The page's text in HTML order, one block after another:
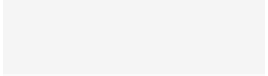
------------------------------------------------------------------